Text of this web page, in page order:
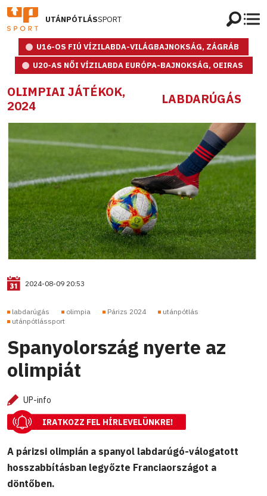
UTÁNPÓTLÁSSPORT
U16-OS FIÚ VÍZILABDA-VILÁGBAJNOKSÁG, ZÁGRÁB
U20-AS NŐI VÍZILABDA EURÓPA-BAJNOKSÁG, OEIRAS
OLIMPIAI JÁTÉKOK,
2024
LABDARÚGÁS
2024-08-09 20:53
labdarúgás olimpia Párizs 2024
utánpótlás
utánpótlássport
Spanyolország nyerte az
olimpiát
UP-info
IRATKOZZ FEL HÍRLEVELÜNKRE!
A párizsi olimpián a spanyol labdarúgó-válogatott
hosszabbításban legyőzte Franciaországot a
döntőben.